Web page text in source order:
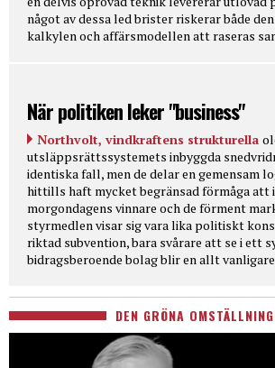
något av dessa led brister riskerar både
kalkylen och affärsmodellen att raseras
När politiken leker "business"
Northvolt, vindkraftens strukturella
utsläppsrättssystemets inbyggda
identiska fall, men de delar en gemensam
hittills haft mycket begränsad förmåga att
morgondagens vinnare och de förment
styrmedlen visar sig vara lika politiskt
riktad subvention, bara svårare att se i ett
bidragsberoende bolag blir en allt
DEN GRÖNA